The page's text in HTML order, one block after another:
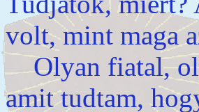
volt, mint maga
Olyan fiatal,
amit tudtam,